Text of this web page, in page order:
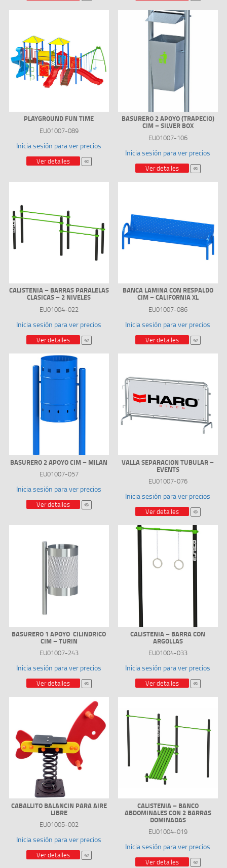
PLAYGROUND FUN TIME
EU01007-089
Inicia sesión para ver precios
Ver detalles
BASURERO 2 APOYO (TRAPECIO)
CIM – SILVER BOX
EU01007-106
Inicia sesión para ver precios
Ver detalles
CALISTENIA – BARRAS PARALELAS
CLASICAS – 2 NIVELES
EU01004-022
Inicia sesión para ver precios
Ver detalles
BANCA LAMINA CON RESPALDO
CIM – CALIFORNIA XL
EU01007-086
Inicia sesión para ver precios
Ver detalles
BASURERO 2 APOYO CIM – MILAN
EU01007-057
Inicia sesión para ver precios
Ver detalles
VALLA SEPARACION TUBULAR –
EVENTS
EU01007-076
Inicia sesión para ver precios
Ver detalles
BASURERO 1 APOYO CILINDRICO
CIM – TURIN
EU01007-243
Inicia sesión para ver precios
Ver detalles
CALISTENIA – BARRA CON
ARGOLLAS
EU01004-033
Inicia sesión para ver precios
Ver detalles
CABALLITO BALANCIN PARA AIRE
LIBRE
EU01005-002
Inicia sesión para ver precios
Ver detalles
CALISTENIA – BANCO
ABDOMINALES CON 2 BARRAS
DOMINADAS
EU01004-019
Inicia sesión para ver precios
Ver detalles